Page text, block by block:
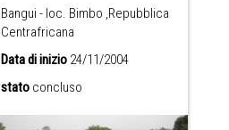
Bangui - loc. Bimbo ,Repubblica
Centrafricana
Data di inizio 24/11/2004
stato concluso